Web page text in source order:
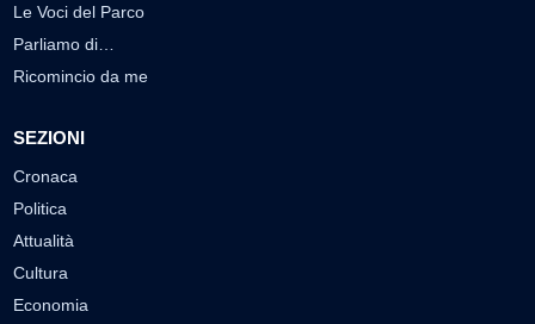
Le Voci del Parco
Parliamo di…
Ricomincio da me
SEZIONI
Cronaca
Politica
Attualità
Cultura
Economia